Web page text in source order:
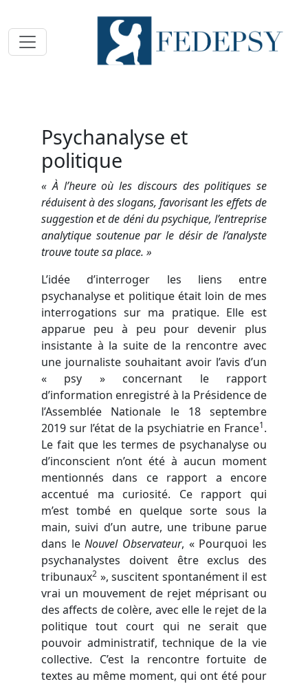
Toggle navigation
Psychanalyse et
politique
« À l’heure où les discours des politiques se
réduisent à des slogans, favorisant les effets de
suggestion et de déni du psychique, l’entreprise
analytique soutenue par le désir de l’analyste
trouve toute sa place. »
L’idée d’interroger les liens entre
psychanalyse et politique était loin de mes
interrogations sur ma pratique. Elle est
apparue peu à peu pour devenir plus
insistante à la suite de la rencontre avec
une journaliste souhaitant avoir l’avis d’un
« psy » concernant le rapport
d’information enregistré à la Présidence de
l’Assemblée Nationale le 18 septembre
2019 sur l’état de la psychiatrie en France1.
Le fait que les termes de psychanalyse ou
d’inconscient n’ont été à aucun moment
mentionnés dans ce rapport a encore
accentué ma curiosité. Ce rapport qui
m’est tombé en quelque sorte sous la
main, suivi d’un autre, une tribune parue
dans leNouvel Observateur, « Pourquoi les
psychanalystes doivent être exclus des
tribunaux2 », suscitent spontanément il est
vrai un mouvement de rejet méprisant ou
des affects de colère, avec elle le rejet de la
politique tout court qui ne serait que
pouvoir administratif, technique de la vie
collective. C’est la rencontre fortuite de
textes au même moment, qui ont été pour